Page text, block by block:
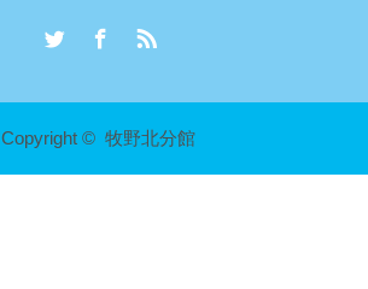
Copyright © 牧野北分館